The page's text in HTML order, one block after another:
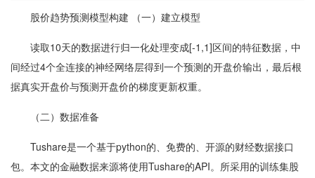
股价趋势预测模型构建 （一）建立模型
读取10天的数据进行归一化处理变成[-1,1]区间的特征数据，中
间经过4个全连接的神经网络层得到一个预测的开盘价输出，最后根
据真实开盘价与预测开盘价的梯度更新权重。
（二）数据准备
Tushare是一个基于python的、免费的、开源的财经数据接口
包。本文的金融数据来源将使用Tushare的API。所采用的训练集股